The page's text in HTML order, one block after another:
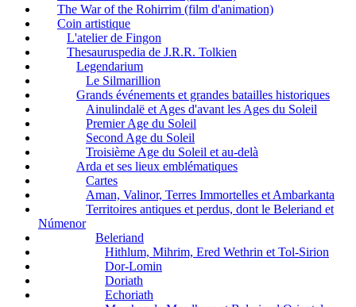
The War of the Rohirrim (film d'animation)
Coin artistique
L'atelier de Fingon
Thesauruspedia de J.R.R. Tolkien
Legendarium
Le Silmarillion
Grands événements et grandes batailles historiques
Ainulindalë et Ages d'avant les Ages du Soleil
Premier Age du Soleil
Second Age du Soleil
Troisième Age du Soleil et au-delà
Arda et ses lieux emblématiques
Cartes
Aman, Valinor, Terres Immortelles et Ambarkanta
Territoires antiques et perdus, dont le Beleriand et
Númenor
Beleriand
Hithlum, Mihrim, Ered Wethrin et Tol-Sirion
Dor-Lomin
Doriath
Echoriath